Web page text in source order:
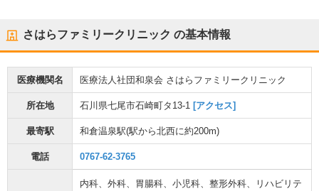
さはらファミリークリニック の基本情報
医療機関名 医療法人社団和泉会 さはらファミリークリニック
所在地 石川県七尾市石崎町タ13-1 [アクセス]
最寄駅 和倉温泉駅(駅から北西に約200m)
電話 0767-62-3765
内科、 外科、 胃腸科、 小児科、 整形外科、
リハビリテ